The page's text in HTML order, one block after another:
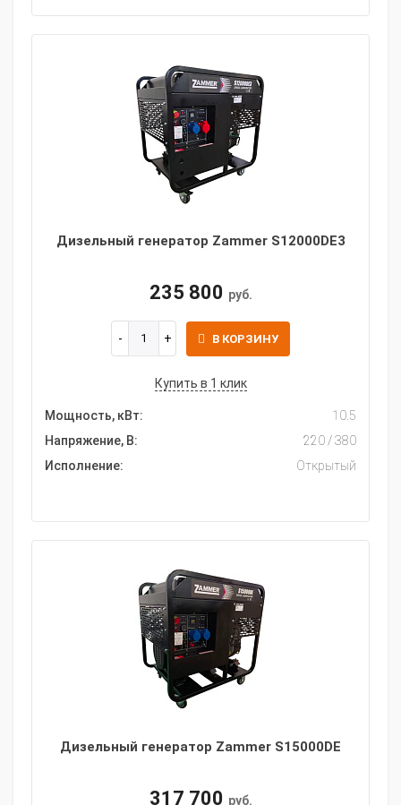
Дизельный генератор Zammer S12000DE3
235 800 руб.
В КОРЗИНУ
Купить в 1 клик
Мощность, кВт:
10.5
Напряжение, В:
220 / 380
Исполнение:
Открытый
Дизельный генератор Zammer S15000DE
317 700 руб.